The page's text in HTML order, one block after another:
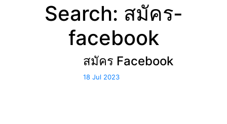
Search: สมัคร-
facebook
สมัคร Facebook
18 Jul 2023